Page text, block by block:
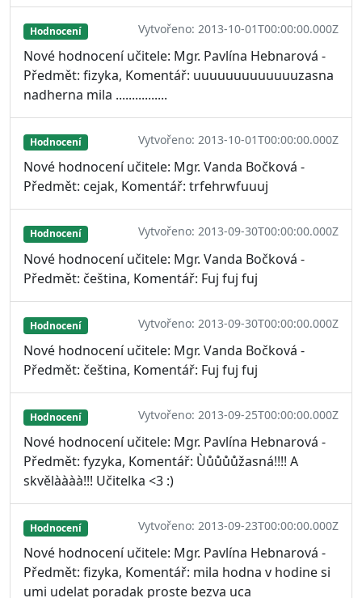
Hodnocení Vytvořeno: 2013-10-01T00:00:00.000Z
Nové hodnocení učitele: Mgr. Pavlína Hebnarová -
Předmět: fizyka, Komentář: uuuuuuuuuuuuuzasna
nadherna mila ................
Hodnocení Vytvořeno: 2013-10-01T00:00:00.000Z
Nové hodnocení učitele: Mgr. Vanda Bočková -
Předmět: cejak, Komentář: trfehrwfuuuj
Hodnocení Vytvořeno: 2013-09-30T00:00:00.000Z
Nové hodnocení učitele: Mgr. Vanda Bočková -
Předmět: čeština, Komentář: Fuj fuj fuj
Hodnocení Vytvořeno: 2013-09-30T00:00:00.000Z
Nové hodnocení učitele: Mgr. Vanda Bočková -
Předmět: čeština, Komentář: Fuj fuj fuj
Hodnocení Vytvořeno: 2013-09-25T00:00:00.000Z
Nové hodnocení učitele: Mgr. Pavlína Hebnarová -
Předmět: fyzyka, Komentář: Ùůůůůžasná!!!! A
skvělàààà!!! Učitelka <3 :)
Hodnocení Vytvořeno: 2013-09-23T00:00:00.000Z
Nové hodnocení učitele: Mgr. Pavlína Hebnarová -
Předmět: fizyka, Komentář: mila hodna v hodine si
umi udelat poradak proste bezva uca